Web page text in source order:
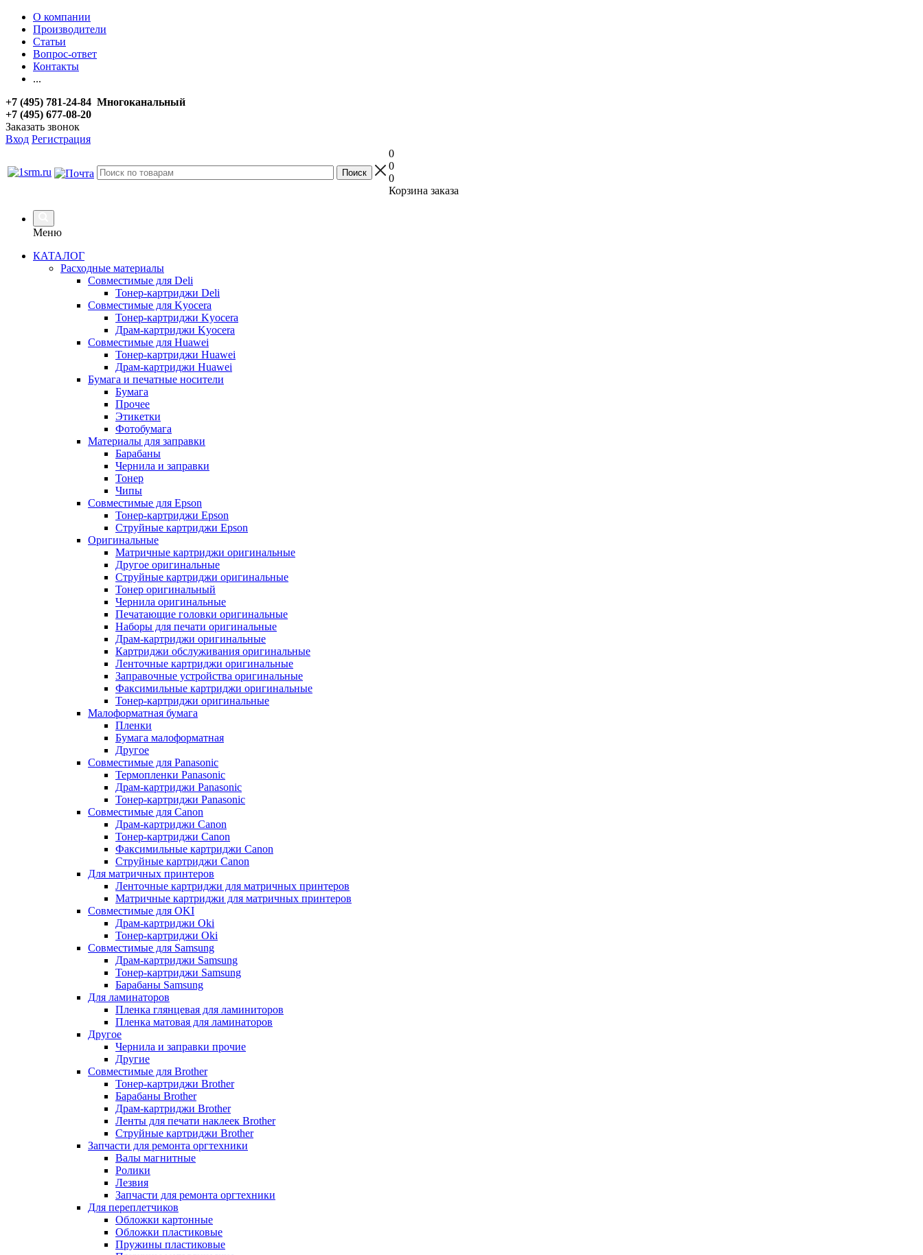
О компании
Производители
Статьи
Вопрос-ответ
Контакты
...
+7 (495) 781-24-84 Многоканальный
+7 (495) 677-08-20
Заказать звонок
Вход Регистрация
0
0
0
Корзина заказа
Меню
КАТАЛОГ
Расходные материалы
Совместимые для Deli
Тонер-картриджи Deli
Совместимые для Kyocera
Тонер-картриджи Kyocera
Драм-картриджи Kyocera
Совместимые для Huawei
Тонер-картриджи Huawei
Драм-картриджи Huawei
Бумага и печатные носители
Бумага
Прочее
Этикетки
Фотобумага
Материалы для заправки
Барабаны
Чернила и заправки
Тонер
Чипы
Совместимые для Epson
Тонер-картриджи Epson
Струйные картриджи Epson
Оригинальные
Матричные картриджи оригинальные
Другое оригинальные
Струйные картриджи оригинальные
Тонер оригинальный
Чернила оригинальные
Печатающие головки оригинальные
Наборы для печати оригинальные
Драм-картриджи оригинальные
Картриджи обслуживания оригинальные
Ленточные картриджи оригинальные
Заправочные устройства оригинальные
Факсимильные картриджи оригинальные
Тонер-картриджи оригинальные
Малоформатная бумага
Пленки
Бумага малоформатная
Другое
Совместимые для Panasonic
Термопленки Panasonic
Драм-картриджи Panasonic
Тонер-картриджи Panasonic
Совместимые для Canon
Драм-картриджи Canon
Тонер-картриджи Canon
Факсимильные картриджи Canon
Струйные картриджи Canon
Для матричных принтеров
Ленточные картриджи для матричных принтеров
Матричные картриджи для матричных принтеров
Совместимые для OKI
Драм-картриджи Oki
Тонер-картриджи Oki
Совместимые для Samsung
Драм-картриджи Samsung
Тонер-картриджи Samsung
Барабаны Samsung
Для ламинаторов
Пленка глянцевая для ламиниторов
Пленка матовая для ламинаторов
Другое
Чернила и заправки прочие
Другие
Совместимые для Brother
Тонер-картриджи Brother
Барабаны Brother
Драм-картриджи Brother
Ленты для печати наклеек Brother
Струйные картриджи Brother
Запчасти для ремонта оргтехники
Валы магнитные
Ролики
Лезвия
Запчасти для ремонта оргтехники
Для переплетчиков
Обложки картонные
Обложки пластиковые
Пружины пластиковые